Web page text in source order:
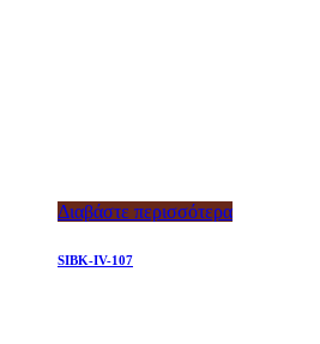
Διαβάστε περισσότερα
SIBK-IV-107